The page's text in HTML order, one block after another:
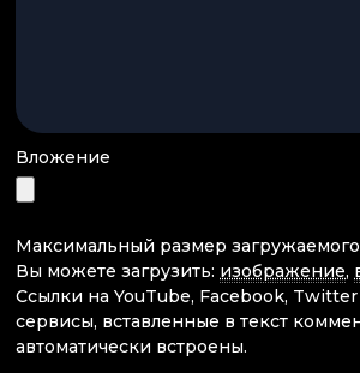
Вложение
Максимальный размер
Вы можете загрузить: изображение,
Ссылки на YouTube, Facebook,
сервисы, вставленные в текст
автоматически встроены.